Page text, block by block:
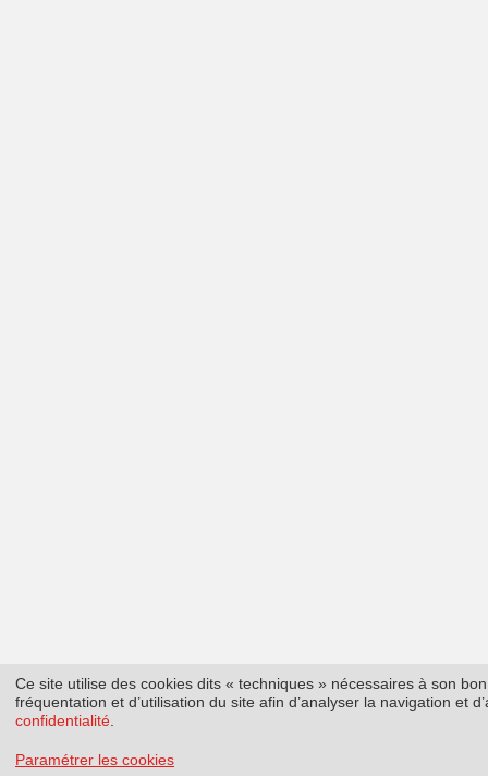
Ce site utilise des cookies dits « techniques » nécessaires à son
fréquentation et d’utilisation du site afin d’analyser la navigation et
confidentialité
Paramétrer les cookies